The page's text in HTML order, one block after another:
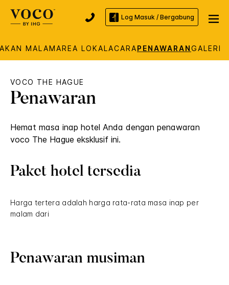
Log Masuk / Bergabung
MALAMAREA LOKALACARAPENAWARANGALERI
VOCO THE HAGUE
Penawaran
Hemat masa inap hotel Anda dengan penawaran
voco The Hague eksklusif ini.
Paket hotel tersedia
Harga tertera adalah harga rata-rata masa inap per
malam dari
Penawaran musiman